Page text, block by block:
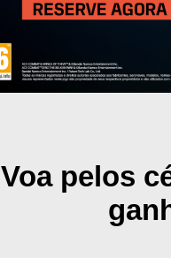
Voa pelos